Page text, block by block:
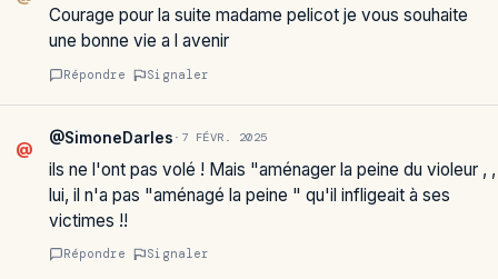
Courage pour la suite madame pelicot je vous souhaite
une bonne vie a l avenir
Répondre Signaler
@
@SimoneDarles · 7 FÉVR. 2025
ils ne l'ont pas volé ! Mais "aménager la peine du violeur , ,
lui, il n'a pas "aménagé la peine " qu'il infligeait à ses
victimes !!
Répondre Signaler